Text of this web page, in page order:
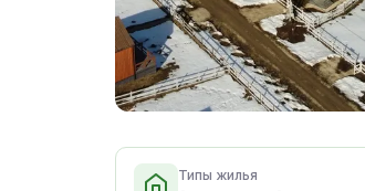
Типы жилья